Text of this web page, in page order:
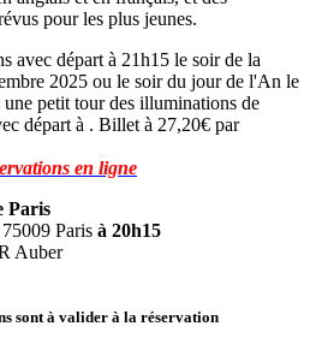
pour les plus jeunes.
avec départ à 21h15 le soir de la
2025 ou le soir du jour de l'An le
petit tour des illuminations de
départ à . Billet à 27,20€ par
en ligne
Paris
Paris à 20h15
Auber
sont à valider à la réservation